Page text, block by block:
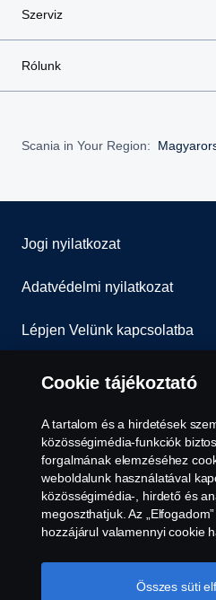
Szerviz
Rólunk
Scania in Your Region:
Jogi nyilatkozat
Adatvédelmi nyilatkozat
Lépjen Velünk kapcsolatba
Általános Szerződési Feltételek
Visszaélés-bejelentés
Süti szabályzat
Cookie tájékoztató
Cookie tájékoztató
A tartalom és a hirdetések
közösségimédia-funkciók
forgalmának elemzéséhez
weboldalunk használatával
közösségimédia-, hirdető és
megoszthatjuk. Az
hozzájárul valamennyi cookie
megtudni arról, hogyan
látogasson el cookie-Összes süti